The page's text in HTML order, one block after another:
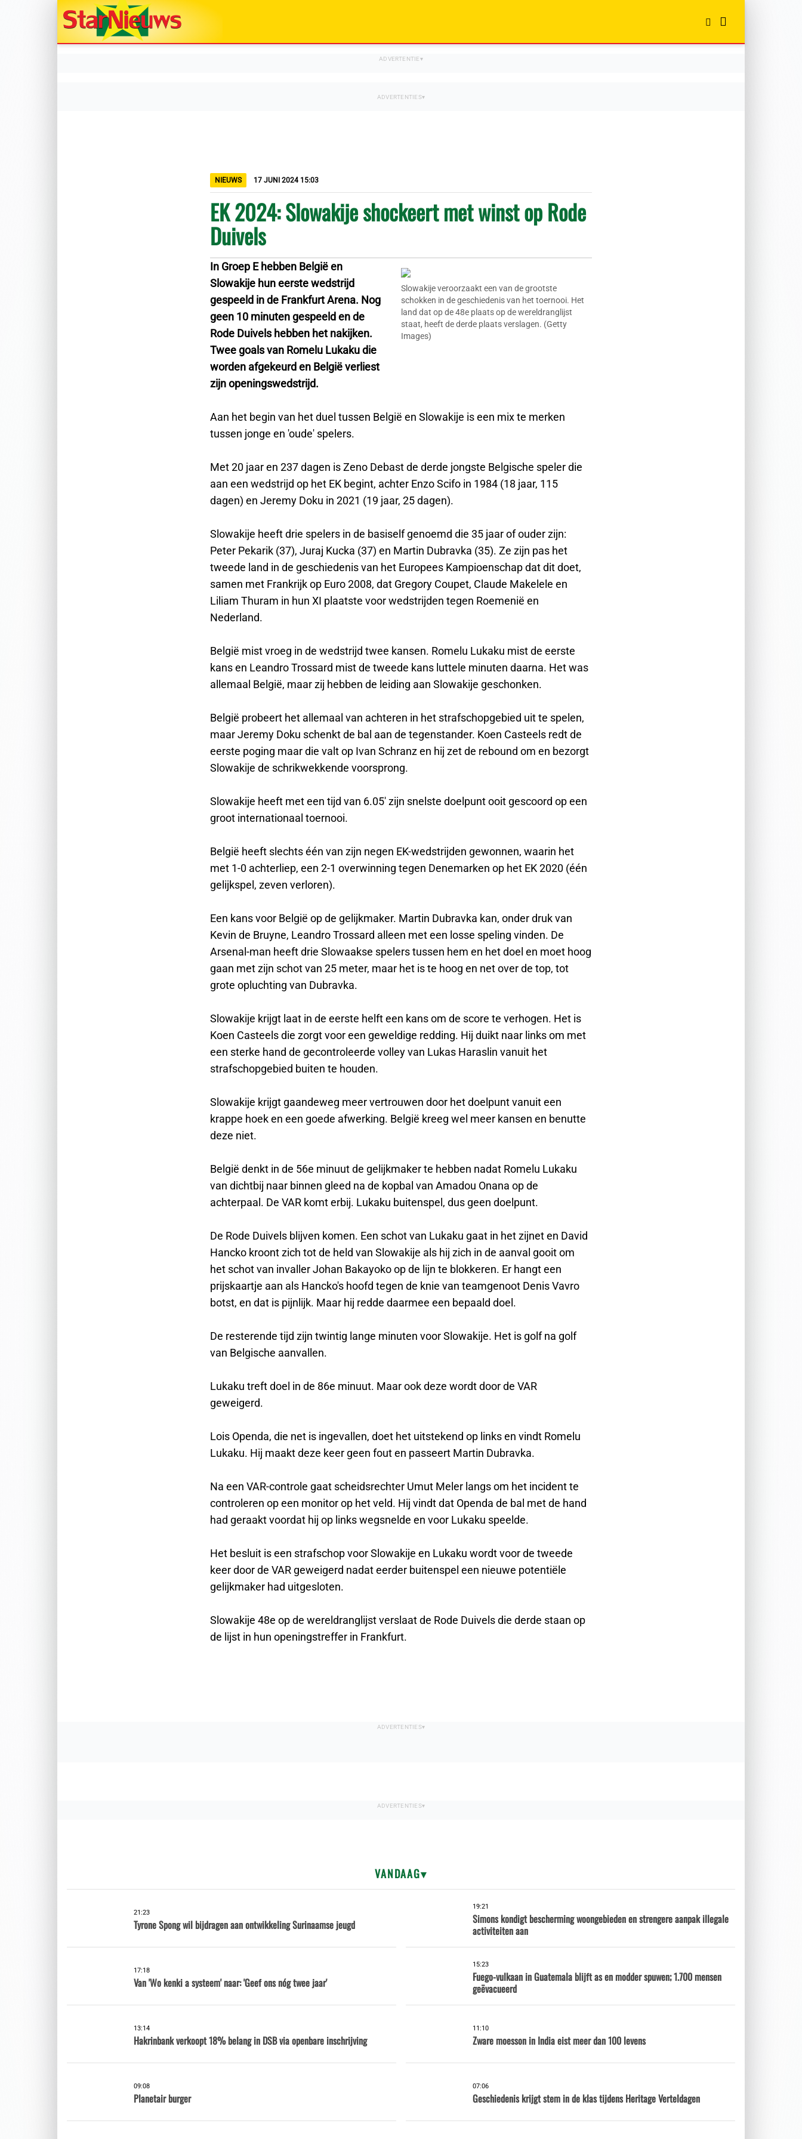
NIEUWS 17 JUNI 2024 15:03
EK 2024: Slowakije shockeert met winst op Rode
Duivels
Slowakije veroorzaakt een van de grootste
schokken in de geschiedenis van het toernooi. Het
land dat op de 48e plaats op de wereldranglijst
staat, heeft de derde plaats verslagen. (Getty
Images)
In Groep E hebben België en
Slowakije hun eerste wedstrijd
gespeeld in de Frankfurt Arena. Nog
geen 10 minuten gespeeld en de
Rode Duivels hebben het nakijken.
Twee goals van Romelu Lukaku die
worden afgekeurd en België verliest
zijn openingswedstrijd.
Aan het begin van het duel tussen België en Slowakije is een mix te merken
tussen jonge en 'oude' spelers.
Met 20 jaar en 237 dagen is Zeno Debast de derde jongste Belgische speler die
aan een wedstrijd op het EK begint, achter Enzo Scifo in 1984 (18 jaar, 115
dagen) en Jeremy Doku in 2021 (19 jaar, 25 dagen).
Slowakije heeft drie spelers in de basiself genoemd die 35 jaar of ouder zijn:
Peter Pekarik (37), Juraj Kucka (37) en Martin Dubravka (35). Ze zijn pas het
tweede land in de geschiedenis van het Europees Kampioenschap dat dit doet,
samen met Frankrijk op Euro 2008, dat Gregory Coupet, Claude Makelele en
Liliam Thuram in hun XI plaatste voor wedstrijden tegen Roemenië en
Nederland.
België mist vroeg in de wedstrijd twee kansen. Romelu Lukaku mist de eerste
kans en Leandro Trossard mist de tweede kans luttele minuten daarna. Het was
allemaal België, maar zij hebben de leiding aan Slowakije geschonken.
België probeert het allemaal van achteren in het strafschopgebied uit te spelen,
maar Jeremy Doku schenkt de bal aan de tegenstander. Koen Casteels redt de
eerste poging maar die valt op Ivan Schranz en hij zet de rebound om en bezorgt
Slowakije de schrikwekkende voorsprong.
Slowakije heeft met een tijd van 6.05' zijn snelste doelpunt ooit gescoord op een
groot internationaal toernooi.
België heeft slechts één van zijn negen EK-wedstrijden gewonnen, waarin het
met 1-0 achterliep, een 2-1 overwinning tegen Denemarken op het EK 2020 (één
gelijkspel, zeven verloren).
Een kans voor België op de gelijkmaker. Martin Dubravka kan, onder druk van
Kevin de Bruyne, Leandro Trossard alleen met een losse speling vinden. De
Arsenal-man heeft drie Slowaakse spelers tussen hem en het doel en moet hoog
gaan met zijn schot van 25 meter, maar het is te hoog en net over de top, tot
grote opluchting van Dubravka.
Slowakije krijgt laat in de eerste helft een kans om de score te verhogen. Het is
Koen Casteels die zorgt voor een geweldige redding. Hij duikt naar links om met
een sterke hand de gecontroleerde volley van Lukas Haraslin vanuit het
strafschopgebied buiten te houden.
Slowakije krijgt gaandeweg meer vertrouwen door het doelpunt vanuit een
krappe hoek en een goede afwerking. België kreeg wel meer kansen en benutte
deze niet.
België denkt in de 56e minuut de gelijkmaker te hebben nadat Romelu Lukaku
van dichtbij naar binnen gleed na de kopbal van Amadou Onana op de
achterpaal. De VAR komt erbij. Lukaku buitenspel, dus geen doelpunt.
De Rode Duivels blijven komen. Een schot van Lukaku gaat in het zijnet en David
Hancko kroont zich tot de held van Slowakije als hij zich in de aanval gooit om
het schot van invaller Johan Bakayoko op de lijn te blokkeren. Er hangt een
prijskaartje aan als Hancko's hoofd tegen de knie van teamgenoot Denis Vavro
botst, en dat is pijnlijk. Maar hij redde daarmee een bepaald doel.
De resterende tijd zijn twintig lange minuten voor Slowakije. Het is golf na golf
van Belgische aanvallen.
Lukaku treft doel in de 86e minuut. Maar ook deze wordt door de VAR
geweigerd.
Lois Openda, die net is ingevallen, doet het uitstekend op links en vindt Romelu
Lukaku. Hij maakt deze keer geen fout en passeert Martin Dubravka.
Na een VAR-controle gaat scheidsrechter Umut Meler langs om het incident te
controleren op een monitor op het veld. Hij vindt dat Openda de bal met de hand
had geraakt voordat hij op links wegsnelde en voor Lukaku speelde.
Het besluit is een strafschop voor Slowakije en Lukaku wordt voor de tweede
keer door de VAR geweigerd nadat eerder buitenspel een nieuwe potentiële
gelijkmaker had uitgesloten.
Slowakije 48e op de wereldranglijst verslaat de Rode Duivels die derde staan op
de lijst in hun openingstreffer in Frankfurt.
VANDAAG
21:23
Tyrone Spong wil bijdragen aan ontwikkeling Surinaamse jeugd
19:21
Simons kondigt bescherming woongebieden en strengere aanpak illegale
activiteiten aan
17:18
Van 'Wo kenki a systeem' naar: 'Geef ons nóg twee jaar'
15:23
Fuego-vulkaan in Guatemala blijft as en modder spuwen; 1.700 mensen
geëvacueerd
13:14
Hakrinbank verkoopt 18% belang in DSB via openbare inschrijving
11:10
Zware moesson in India eist meer dan 100 levens
09:08
Planetair burger
07:06
Geschiedenis krijgt stem in de klas tijdens Heritage Verteldagen